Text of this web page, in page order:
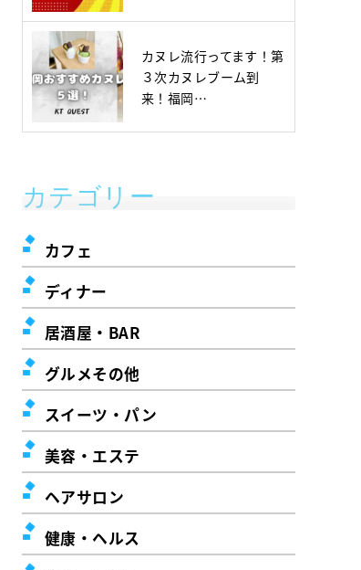
カヌレ流行ってます！第
３次カヌレブーム到
来！福岡…
カテゴリー
カフェ
ディナー
居酒屋・BAR
グルメその他
スイーツ・パン
美容・エステ
ヘアサロン
健康・ヘルス